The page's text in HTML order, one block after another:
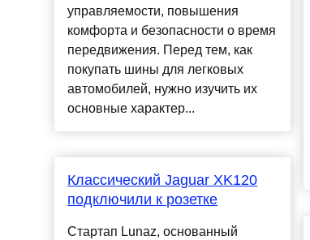
управляемости, повышения
комфорта и безопасности о время
передвижения. Перед тем, как
покупать шины для легковых
автомобилей, нужно изучить их
основные характер...
Классический Jaguar XK120
подключили к розетке
Стартап Lunaz, основанный